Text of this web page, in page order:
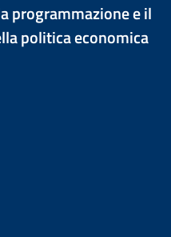
programmazione e il
politica economica